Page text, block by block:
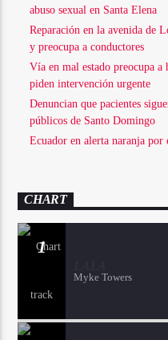
abuso sexual en Santa Elena
Reparación en la avenida de
y preocupa a conductores
Vía en mal estado preocupa
piden intervención urgente
Denuncian que pacientes
públicos de Santo Domingo
Ecuador en alerta naranja
CHART
1
Myke Towers